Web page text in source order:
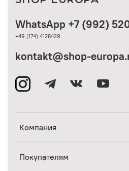
Компания
Покупателям
WhatsApp +7
+49 (174) 4128429
kontakt@shop-